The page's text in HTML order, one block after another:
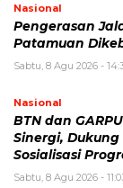
Nasional
Pengerasan
Patamuan
Sabtu, 8 Agu 2026 -
Nasional
BTN dan
Sinergi, Dukung
Sosialisasi
Sabtu, 8 Agu 2026 -